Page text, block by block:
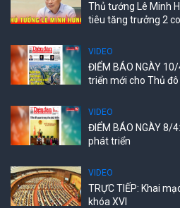
Thủ tướng Lê Minh
tiêu tăng trưởng 2
VIDEO
ĐIỂM BÁO NGÀY
triển mới cho Thủ đô
VIDEO
ĐIỂM BÁO NGÀY 8/
phát triển
VIDEO
TRỰC TIẾP: Khai
khóa XVI